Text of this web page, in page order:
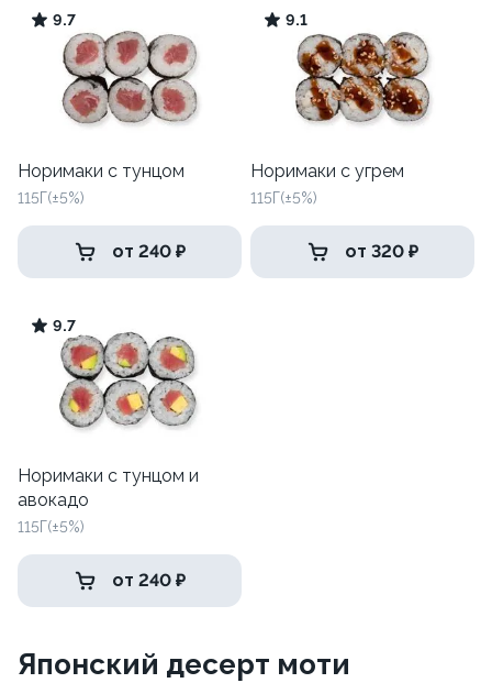
9.7
Норимаки с тунцом
115Г(±5%)
от 240 ₽
9.1
Норимаки с угрем
115Г(±5%)
от 320 ₽
9.7
Норимаки с тунцом и
авокадо
115Г(±5%)
от 240 ₽
Японский десерт моти